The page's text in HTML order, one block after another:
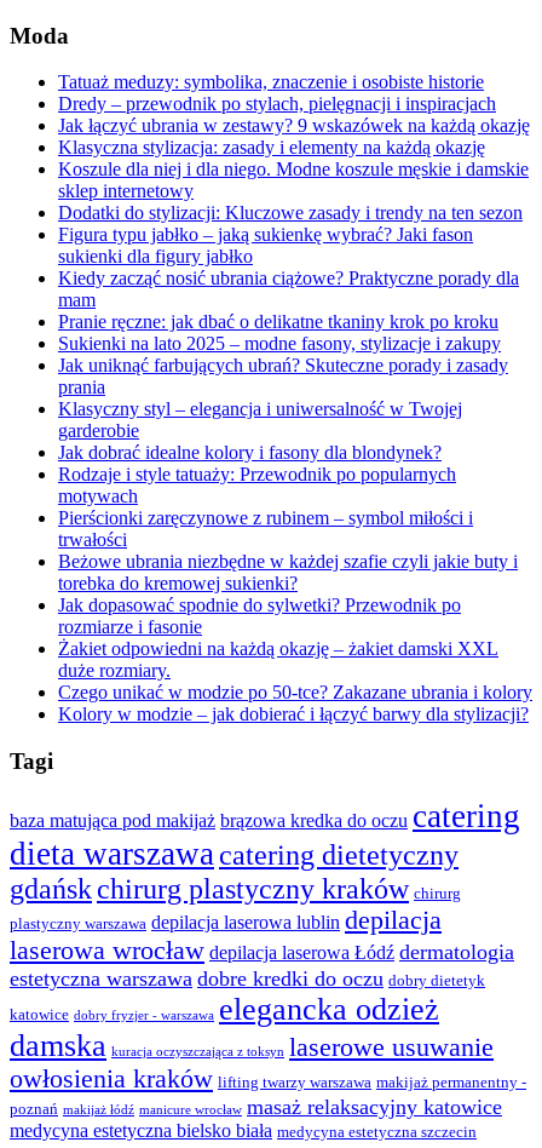
Moda
Tatuaż meduzy: symbolika, znaczenie i osobiste historie
Dredy – przewodnik po stylach, pielęgnacji i inspiracjach
Jak łączyć ubrania w zestawy? 9 wskazówek na każdą okazję
Klasyczna stylizacja: zasady i elementy na każdą okazję
Koszule dla niej i dla niego. Modne koszule męskie i damskie
sklep internetowy
Dodatki do stylizacji: Kluczowe zasady i trendy na ten sezon
Figura typu jabłko – jaką sukienkę wybrać? Jaki fason
sukienki dla figury jabłko
Kiedy zacząć nosić ubrania ciążowe? Praktyczne porady dla
mam
Pranie ręczne: jak dbać o delikatne tkaniny krok po kroku
Sukienki na lato 2025 – modne fasony, stylizacje i zakupy
Jak uniknąć farbujących ubrań? Skuteczne porady i zasady
prania
Klasyczny styl – elegancja i uniwersalność w Twojej
garderobie
Jak dobrać idealne kolory i fasony dla blondynek?
Rodzaje i style tatuaży: Przewodnik po popularnych
motywach
Pierścionki zaręczynowe z rubinem – symbol miłości i
trwałości
Beżowe ubrania niezbędne w każdej szafie czyli jakie buty i
torebka do kremowej sukienki?
Jak dopasować spodnie do sylwetki? Przewodnik po
rozmiarze i fasonie
Żakiet odpowiedni na każdą okazję – żakiet damski XXL
duże rozmiary.
Czego unikać w modzie po 50-tce? Zakazane ubrania i kolory
Kolory w modzie – jak dobierać i łączyć barwy dla stylizacji?
Tagi
baza matująca pod makijaż brązowa kredka do oczu catering
dieta warszawa catering dietetyczny
gdańskchirurg plastyczny kraków chirurg
plastyczny warszawa depilacja laserowa lublin depilacja
laserowa wrocław depilacja laserowa Łódź dermatologia
estetyczna warszawa dobre kredki do oczu dobry dietetyk
katowice dobry fryzjer - warszawa elegancka odzież
damska kuracja oczyszczająca z toksyn laserowe usuwanie
owłosienia kraków lifting twarzy warszawa makijaż permanentny -
poznań makijaż łódź manicure wrocław masaż relaksacyjny katowice
medycyna estetyczna bielsko biała medycyna estetyczna szczecin